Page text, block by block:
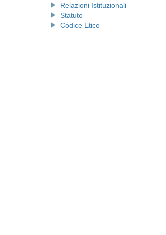
Relazioni Istituzionali
Statuto
Codice Etico